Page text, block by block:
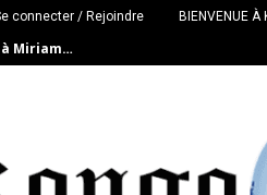
connecter / Rejoindre BIENVENUE À
Miriam…